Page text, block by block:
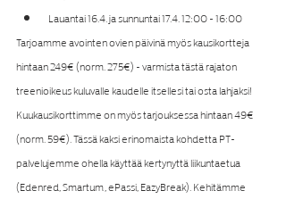
Lauantai 16.4. ja sunnuntai 17.4. 12:00 - 16:00
Tarjoamme avointen ovien päivinä myös kausikortteja
hintaan 249€ (norm. 275€) - varmista tästä rajaton
treenioikeus kuluvalle kaudelle itsellesi tai osta lahjaksi!
Kuukausikorttimme on myös tarjouksessa hintaan 49€
(norm. 59€). Tässä kaksi erinomaista kohdetta PT-
palvelujemme ohella käyttää kertynyttä liikuntaetua
(Edenred, Smartum, ePassi, EazyBreak). Kehitämme